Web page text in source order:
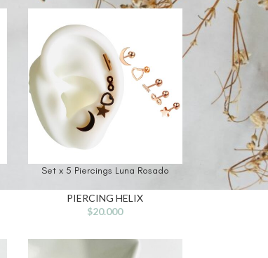
Set x 5 Piercings Luna Rosado
PIERCING HELIX
$20.000